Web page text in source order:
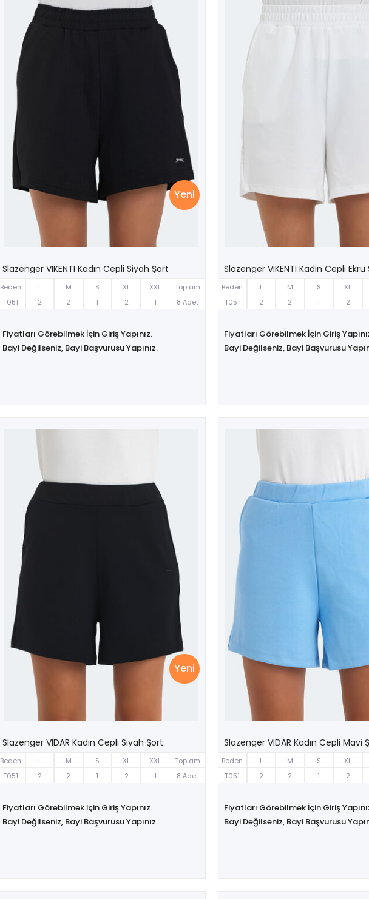
Yeni
Slazenger VIKENTI Kadın Cepli Siyah Şort
Beden L M S XL XXL
Toplam
T051
2 2 1 2 1 8 Adet
Fiyatları Görebilmek İçin Giriş Yapınız.
Bayi Değilseniz, Bayi Başvurusu Yapınız.
Slazenger VIKENTI Kadın Cepli
Beden L M S
XL
T051
2 2 1 2
Fiyatları Görebilmek İçin Giriş
Bayi Değilseniz, Bayi Başvurusu
Yeni
Slazenger VIDAR Kadın Cepli Siyah Şort
Beden L M S XL XXL
Toplam
T051
2 2 1 2 1 8 Adet
Fiyatları Görebilmek İçin Giriş Yapınız.
Bayi Değilseniz, Bayi Başvurusu Yapınız.
Slazenger VIDAR Kadın Cepli Mavi
Beden L M S
XL
T051
2 2 1 2
Fiyatları Görebilmek İçin Giriş
Bayi Değilseniz, Bayi Başvurusu